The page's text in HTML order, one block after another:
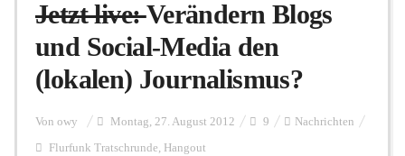
Flurschelte
Personalien
Jetzt live:Verändern Blogs
und Social-Media den
(lokalen) Journalismus?
Von owy Montag, 27. August 2012 9 Nachrichten
Flurfunk Tratschrunde, Hangout